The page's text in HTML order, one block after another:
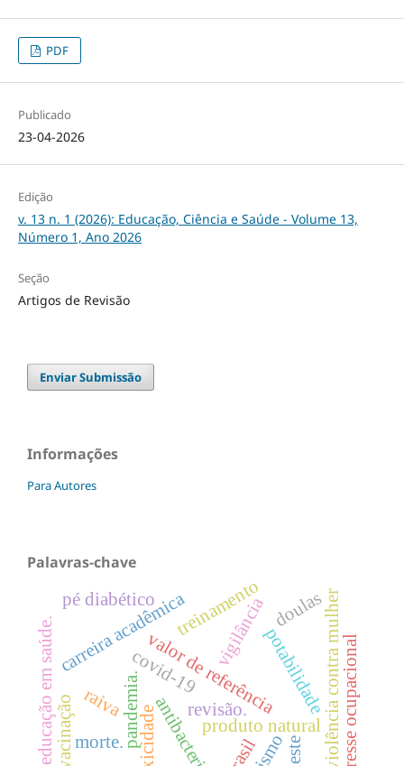
PDF
Publicado
23-04-2026
Edição
v. 13 n. 1 (2026): Educação, Ciência e Saúde - Volume 13,
Número 1, Ano 2026
Seção
Artigos de Revisão
Enviar Submissão
Informações
Para Autores
Palavras-chave
produto natural
antibacteriano
toxicidade violência contra mulher
covid-19
pandemia. potabilidade
valor de referência
vigilância doulas
morte.
carreira acadêmica
pé diabético
educação em saúde. estresse ocupacional
revisão.
raiva
vacinação
treinamento